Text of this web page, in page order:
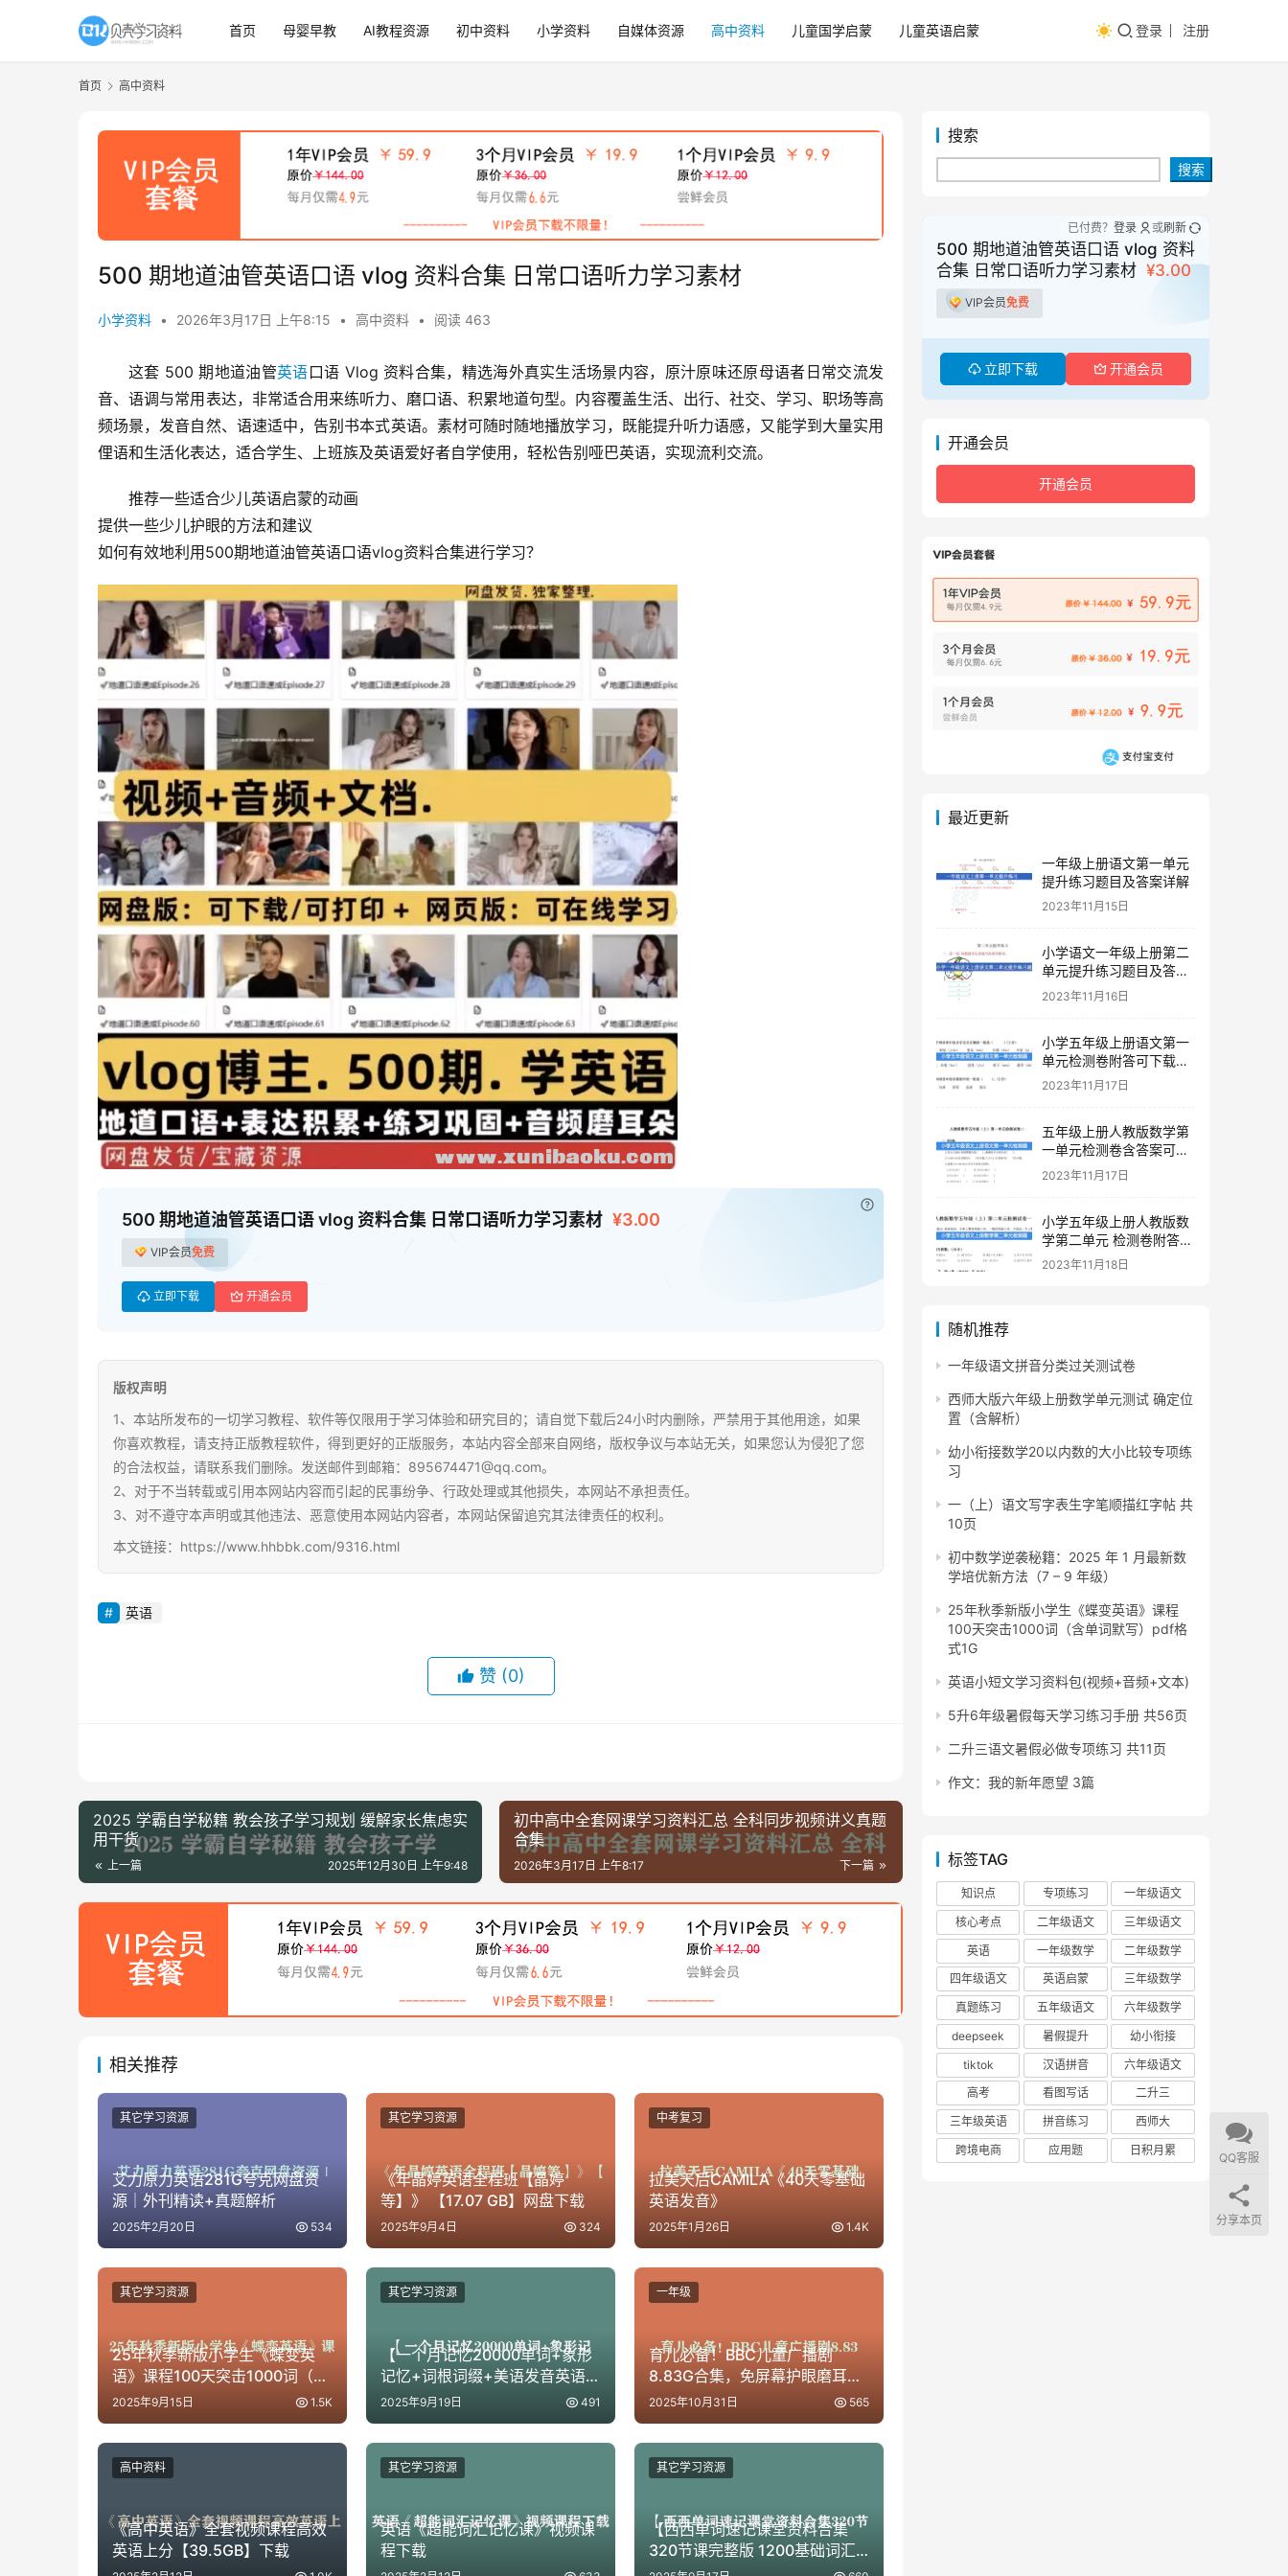
首页 母婴早教 AI教程资源 初中资料 小学资料 自媒体资源 高中资料 儿童国学启蒙 儿童英语启蒙 登录 注册
首页 高中资料
500 期地道油管英语口语 vlog 资料合集 日常口语听力学习素材
小学资料 • 2026年3月17日 上午8:15 • 高中资料 • 阅读 463
这套 500 期地道油管英语口语 Vlog 资料合集，精选海外真实生活场景内容，原汁原味还原母语者日常交流发
音、语调与常用表达，非常适合用来练听力、磨口语、积累地道句型。内容覆盖生活、出行、社交、学习、职场等高
频场景，发音自然、语速适中，告别书本式英语。素材可随时随地播放学习，既能提升听力语感，又能学到大量实用
俚语和生活化表达，适合学生、上班族及英语爱好者自学使用，轻松告别哑巴英语，实现流利交流。
推荐一些适合少儿英语启蒙的动画
提供一些少儿护眼的方法和建议
如何有效地利用500期地道油管英语口语vlog资料合集进行学习？
500 期地道油管英语口语 vlog 资料合集 日常口语听力学习素材 ¥3.00
VIP会员免费
立即下载 开通会员
版权声明
1、本站所发布的一切学习教程、软件等仅限用于学习体验和研究目的；请自觉下载后24小时内删除，严禁用于其他用途，如果
你喜欢教程，请支持正版教程软件，得到更好的正版服务，本站内容全部来自网络，版权争议与本站无关，如果您认为侵犯了您
的合法权益，请联系我们删除。发送邮件到邮箱：895674471@qq.com。
2、对于不当转载或引用本网站内容而引起的民事纷争、行政处理或其他损失，本网站不承担责任。
3、对不遵守本声明或其他违法、恶意使用本网站内容者，本网站保留追究其法律责任的权利。
本文链接：https://www.hhbbk.com/9316.html
英语
赞 (0)
2025 学霸自学秘籍 教会孩子学习规划 缓解家长焦虑实
用干货
上一篇 2025年12月30日 上午9:48
初中高中全套网课学习资料汇总 全科同步视频讲义真题
合集
下一篇
2026年3月17日 上午8:17
相关推荐
艾力原力英语281G夸克网盘资
源｜外刊精读+真题解析
2025年2月20日 534
其它学习资源
《年晶婷英语全程班【晶婷
等】》 【17.07 GB】网盘下载
2025年9月4日 324
其它学习资源
拉美天后CAMILA《40天零基础
英语发音》
2025年1月26日 1.4K
中考复习
25年秋季新版小学生《蝶变英
语》课程100天突击1000词（含
单词默写）pdf格式1G
2025年9月15日 1.5K
其它学习资源
【一个月记忆20000单词+象形
记忆+词根词缀+美语发音英语
学习视频】[5.31GB]
2025年9月19日 491
其它学习资源
育儿必备！BBC儿童广播剧
8.83G合集，免屏幕护眼磨耳
朵，轻松英语启蒙
2025年10月31日 565
一年级
《高中英语》全套视频课程高效
英语上分【39.5GB】下载
高中资料
英语《超能词汇记忆课》视频课
程下载
其它学习资源
【西西单词速记课堂资料合集
320节课完整版 1200基础词汇
+4300考研词汇+6000词根
其它学习资源
搜索
搜索
500 期地道油管英语口语 vlog 资料
合集 日常口语听力学习素材 ¥3.00
VIP会员免费
立即下载 开通会员
已付费？ 登录 或刷新
开通会员
开通会员
最近更新
一年级上册语文第一单元
提升练习题目及答案详解
2023年11月15日
小学语文一年级上册第二
单元提升练习题目及答案
下载
2023年11月16日
小学五年级上册语文第一
单元检测卷附答可下载打
印
2023年11月17日
五年级上册人教版数学第
一单元检测卷含答案可下
载打印
2023年11月17日
小学五年级上册人教版数
学第二单元 检测卷附答案
下载
2023年11月18日
随机推荐
一年级语文拼音分类过关测试卷
西师大版六年级上册数学单元测试 确定位
置（含解析）
幼小衔接数学20以内数的大小比较专项练
习
一（上）语文写字表生字笔顺描红字帖 共
10页
初中数学逆袭秘籍：2025 年 1 月最新数
学培优新方法（7 – 9 年级）
25年秋季新版小学生《蝶变英语》课程
100天突击1000词（含单词默写）pdf格
式1G
英语小短文学习资料包(视频+音频+文本)
5升6年级暑假每天学习练习手册 共56页
二升三语文暑假必做专项练习 共11页
作文：我的新年愿望 3篇
标签TAG
知识点 专项练习
一年级语文
核心考点
二年级语文
三年级语文
英语
一年级数学
二年级数学
四年级语文
英语启蒙
三年级数学
真题练习
五年级语文
六年级数学
deepseek
暑假提升
幼小衔接
tiktok
汉语拼音
六年级语文
高考
看图写话
二升三
三年级英语
拼音练习
西师大
跨境电商
应用题 日积月累
QQ客服
分享本页